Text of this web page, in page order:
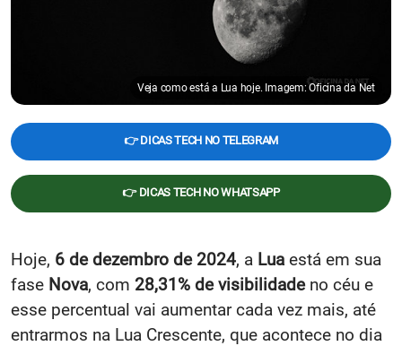
Veja como está a Lua hoje. Imagem: Oficina da Net
👉 DICAS TECH NO TELEGRAM
👉 DICAS TECH NO WHATSAPP
Hoje, 6 de dezembro de 2024, a Lua está em sua
fase Nova, com 28,31% de visibilidadeno céu e
esse percentual vai aumentar cada vez mais, até
entrarmos na Lua Crescente, que acontece no dia